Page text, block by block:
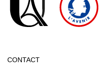
CONTACT